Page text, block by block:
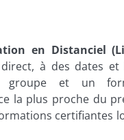
en Distanciel
à des dates et
et un
la plus proche du
certifiantes